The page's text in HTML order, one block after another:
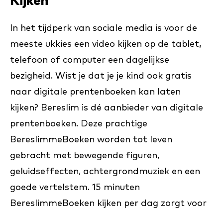
In het tijdperk van sociale media is voor de
meeste ukkies een video kijken op de tablet,
telefoon of computer een dagelijkse
bezigheid. Wist je dat je je kind ook gratis
naar digitale prentenboeken kan laten
kijken? Bereslim is dé aanbieder van digitale
prentenboeken. Deze prachtige
BereslimmeBoeken worden tot leven
gebracht met bewegende figuren,
geluidseffecten, achtergrondmuziek en een
goede vertelstem. 15 minuten
BereslimmeBoeken kijken per dag zorgt voor